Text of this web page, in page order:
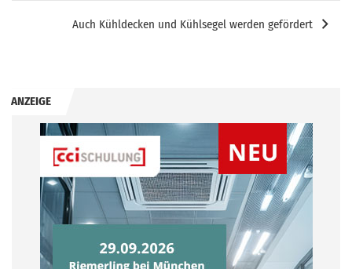
Auch Kühldecken und Kühlsegel werden gefördert
ANZEIGE